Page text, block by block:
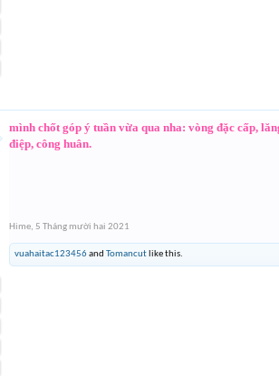
mình chốt góp ý tuần vừa qua nha: vòng đặc cấp,
điệp, công huân.
Hime, 5 Tháng mười hai 2021
vuahaitac123456and Tomancut like this.